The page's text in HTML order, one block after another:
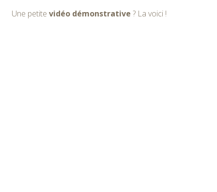
Une petite vidéo démonstrative ? La voici !